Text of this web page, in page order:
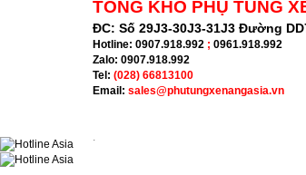
TỔNG KHO PHỤ TÙNG
ĐC: Số 29J3-30J3-31J3 Đường
Hotline: 0907.918.992 ; 0961.918.992
Zalo: 0907.918.992
Tel: (028) 66813100
Email: sales@phutungxenangasia.vn
.